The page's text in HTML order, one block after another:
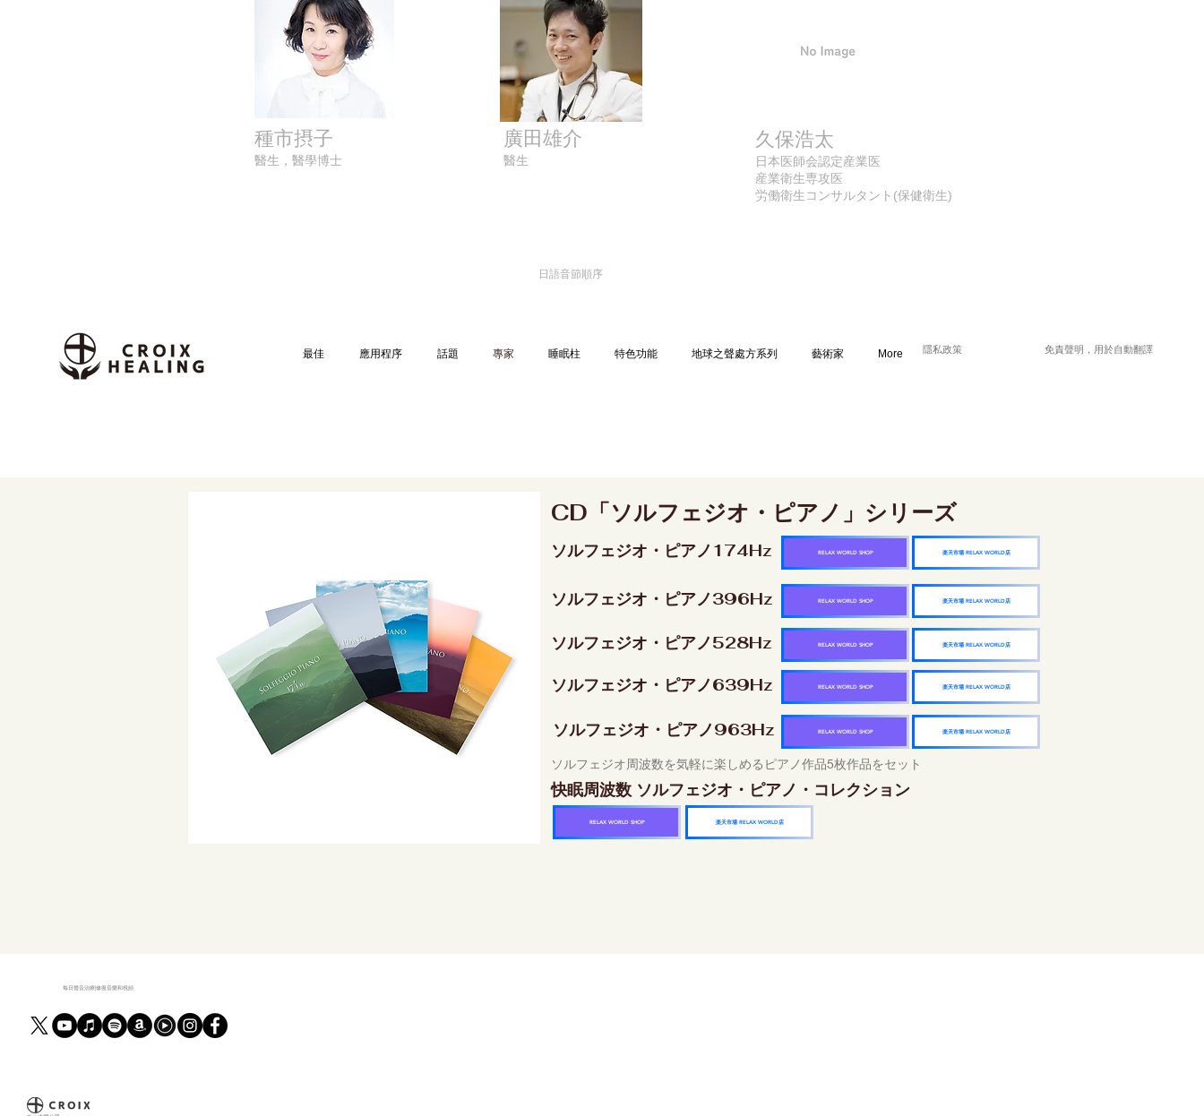
種市摂子
醫生，醫學博士
廣田雄介
醫生
久保浩太
日本医師会認定産業医
産業衛生専攻医
労働衛生コンサルタント(保健衛生)
日語音節順序
最佳 應用程序 話題 專家 睡眠柱 特色功能 地球之聲處方系列 藝術家 More 隱私政策 免責聲明，用於自動翻譯
CD「ソルフェジオ・ピアノ」シリーズ
ソルフェジオ・ピアノ174Hz 楽天市場 RELAX WORLD店
RELAX WORLD SHOP
ソルフェジオ・ピアノ396Hz 楽天市場 RELAX WORLD店
RELAX WORLD SHOP
ソルフェジオ・ピアノ528Hz 楽天市場 RELAX WORLD店
RELAX WORLD SHOP
ソルフェジオ・ピアノ639Hz 楽天市場 RELAX WORLD店
RELAX WORLD SHOP
ソルフェジオ・ピアノ963Hz 楽天市場 RELAX WORLD店
RELAX WORLD SHOP
ソルフェジオ周波数を気軽に楽しめるピアノ作品5枚作品をセット
快眠周波数 ソルフェジオ・ピアノ・コレクション
RELAX WORLD SHOP 楽天市場 RELAX WORLD店
每日聲音治療|修復音樂和視頻